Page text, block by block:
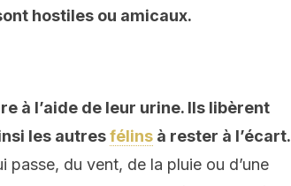
hostiles ou amicaux.
à l’aide de leur urine. Ils libèrent
les autresfélins à rester à l’écart.
passe, du vent, de la pluie ou d’une